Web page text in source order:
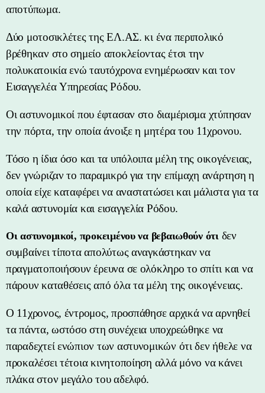
αποτύπωμα.
Δύο μοτοσικλέτες της ΕΛ.ΑΣ. κι ένα περιπολικό
βρέθηκαν στο σημείο αποκλείοντας έτσι την
πολυκατοικία ενώ ταυτόχρονα ενημέρωσαν και τον
Εισαγγελέα Yπηρεσίας Ρόδου.
Οι αστυνομικοί που έφτασαν στο διαμέρισμα χτύπησαν
την πόρτα, την οποία άνοιξε η μητέρα του 11χρονου.
Τόσο η ίδια όσο και τα υπόλοιπα μέλη της οικογένειας,
δεν γνώριζαν το παραμικρό για την επίμαχη ανάρτηση η
οποία είχε καταφέρει να αναστατώσει και μάλιστα για τα
καλά αστυνομία και εισαγγελία Ρόδου.
Οι αστυνομικοί, προκειμένου να βεβαιωθούν ότι δεν
συμβαίνει τίποτα απολύτως αναγκάστηκαν να
πραγματοποιήσουν έρευνα σε ολόκληρο το σπίτι και να
πάρουν καταθέσεις από όλα τα μέλη της οικογένειας.
Ο 11χρονος, έντρομος, προσπάθησε αρχικά να αρνηθεί
τα πάντα, ωστόσο στη συνέχεια υποχρεώθηκε να
παραδεχτεί ενώπιον των αστυνομικών ότι δεν ήθελε να
προκαλέσει τέτοια κινητοποίηση αλλά μόνο να κάνει
πλάκα στον μεγάλο του αδελφό.